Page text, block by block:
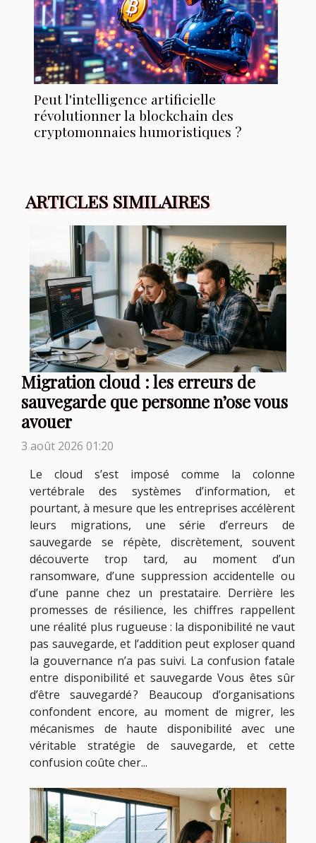
Peut l'intelligence artificielle
révolutionner la blockchain des
cryptomonnaies humoristiques ?
ARTICLES SIMILAIRES
Migration cloud : les erreurs de
sauvegarde que personne n’ose vous
avouer
3 août 2026 01:20
Le cloud s’est imposé comme la colonne
vertébrale des systèmes d’information, et
pourtant, à mesure que les entreprises accélèrent
leurs migrations, une série d’erreurs de
sauvegarde se répète, discrètement, souvent
découverte trop tard, au moment d’un
ransomware, d’une suppression accidentelle ou
d’une panne chez un prestataire. Derrière les
promesses de résilience, les chiffres rappellent
une réalité plus rugueuse : la disponibilité ne vaut
pas sauvegarde, et l’addition peut exploser quand
la gouvernance n’a pas suivi. La confusion fatale
entre disponibilité et sauvegarde Vous êtes sûr
d’être sauvegardé ? Beaucoup d’organisations
confondent encore, au moment de migrer, les
mécanismes de haute disponibilité avec une
véritable stratégie de sauvegarde, et cette
confusion coûte cher...